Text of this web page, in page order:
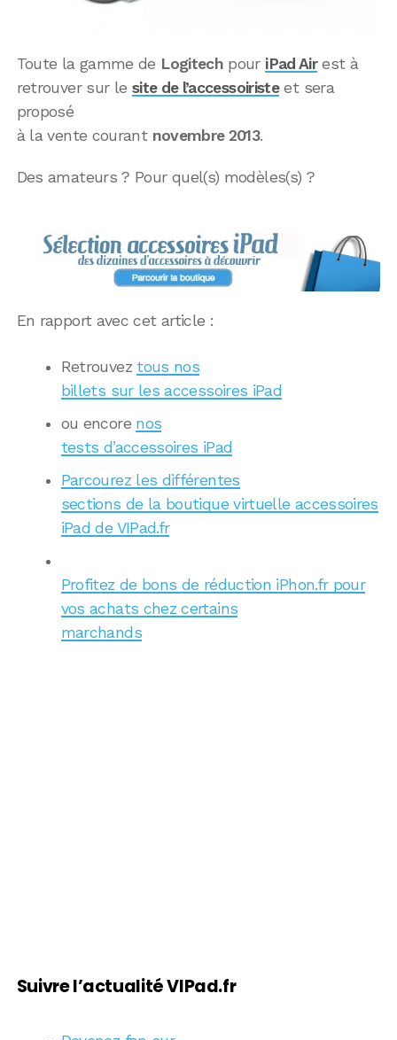
Toute la gamme de Logitech pour iPad Airest à
retrouver sur le site de l’accessoiristeet sera
proposé
à la vente courant novembre 2013.
Des amateurs ? Pour quel(s) modèles(s) ?
En rapport avec cet article :
Retrouvez tous nos
billets sur les accessoires iPad
ou encore nos
tests d’accessoires iPad
Parcourez les différentes
sections de la boutique virtuelle accessoires
iPad de VIPad.fr
Profitez de bons de réduction iPhon.fr pour
vos achats chez certains
marchands
Suivre l’actualité VIPad.fr